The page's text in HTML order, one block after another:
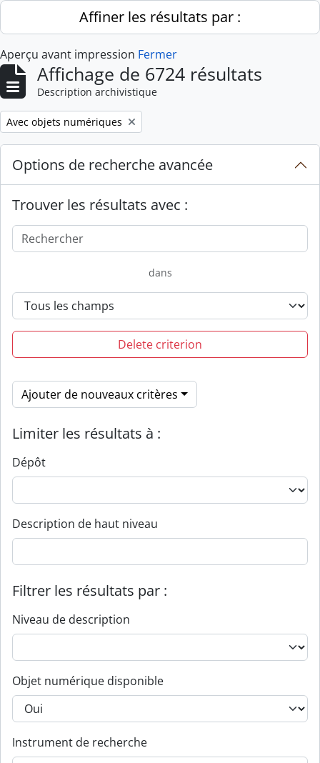
Skip to main contentAffiner les résultats par :
Aperçu avant impression Fermer
Affichage de 6724 résultats
Description archivistique
Remove filter:
Avec objets numériques
Options de recherche avancée
Trouver les résultats avec :
dans
Delete criterion
Ajouter de nouveaux critères
Limiter les résultats à :
Dépôt
Description de haut niveau
Filtrer les résultats par :
Niveau de description
Objet numérique disponible
Instrument de recherche